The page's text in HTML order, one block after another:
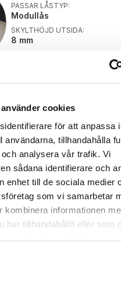
cookies
för att anpassa
användarna, tillhandahålla
analysera vår trafik. Vi
sådana identifierare och
enhet till de sociala medier
som vi samarbetar
kombinera informationen
har tillhandahållit eller som
Logga in
företagskund eller logga in för att
monteringsbeskrivningar samt
PASSAR LÅSTYP:
Modullås
SKYLTHÖJD UTSIDA:
8 mm
Nickel